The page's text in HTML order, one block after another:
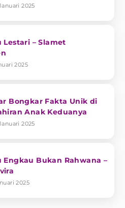
2025
Lestari – Slamet
2025
Bongkar Fakta Unik di
Anak Keduanya
2025
Engkau Bukan Rahwana –
2025